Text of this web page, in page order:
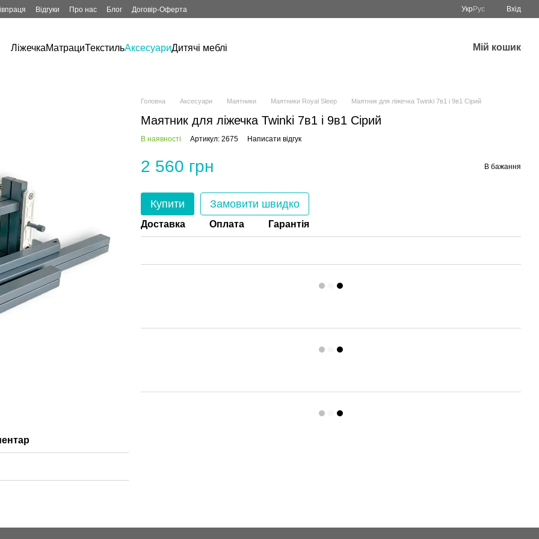
Відгуки Про нас Блог Договір-Оферта Укр Рус Вхід
ЛіжечкаМатрациТекстильАксесуариДитячі меблі Мій кошик
Головна Аксесуари Маятники Маятники Royal Sleep Маятник для ліжечка Twinki 7в1 і 9в1 Сірий
Маятник для ліжечка Twinki 7в1 і 9в1 Сірий
В наявності Артикул: 2675 Написати відгук
2 560 грн В бажання
Купити Замовити швидко
Доставка Оплата Гарантія